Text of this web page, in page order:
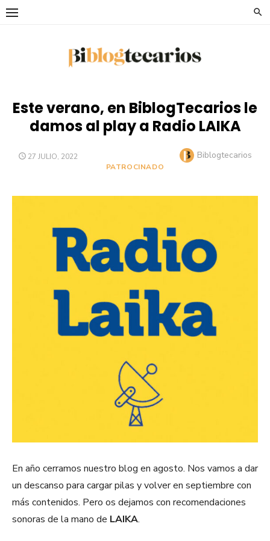
Saltar
Este verano, en BiblogTecarios le
damos al play a Radio LAIKA
PUBLICADO
27 JULIO, 2022 Autor
Biblogtecarios
PATROCINADO
En año cerramos nuestro blog en agosto. Nos vamos a dar
un descanso para cargar pilas y volver en septiembre con
más contenidos. Pero os dejamos con recomendaciones
sonoras de la mano de LAIKA.